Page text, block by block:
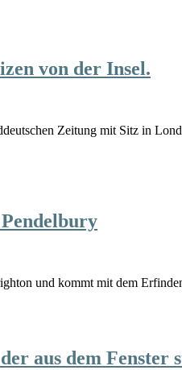
von der Insel.
Zeitung mit Sitz in
und kommt mit dem
aus dem Fenster